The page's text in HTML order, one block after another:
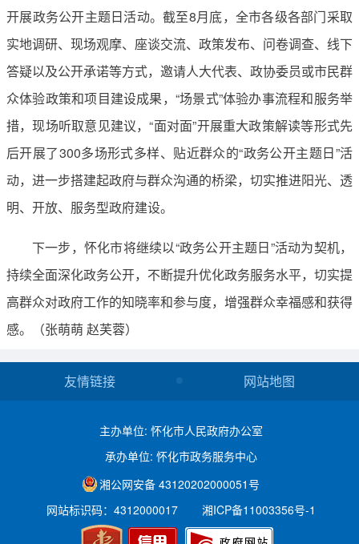
开展政务公开主题日活动。截至8月底，全市各级各部门采取
实地调研、现场观摩、座谈交流、政策发布、问卷调查、线下
答疑以及公开承诺等方式，邀请人大代表、政协委员或市民群
众体验政策和项目建设成果，“场景式”体验办事流程和服务举
措，现场听取意见建议，“面对面”开展重大政策解读等形式先
后开展了300多场形式多样、贴近群众的“政务公开主题日”活
动，进一步搭建起政府与群众沟通的桥梁，切实推进阳光、透
明、开放、服务型政府建设。
下一步，怀化市将继续以“政务公开主题日”活动为契机，
持续全面深化政务公开，不断提升优化政务服务水平，切实提
高群众对政府工作的知晓率和参与度，增强群众幸福感和获得
感。（张萌萌 赵芙蓉）
友情链接 网站地图
主办单位: 怀化市人民政府办公室
承办单位: 怀化市政务服务中心
湘公网安备 43120202000051号
网站标识码：4312000017
湘ICP备11003356号-1